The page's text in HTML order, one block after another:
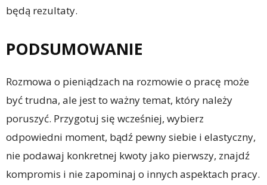
będą rezultaty.
PODSUMOWANIE
Rozmowa o pieniądzach na rozmowie o pracę może
być trudna, ale jest to ważny temat, który należy
poruszyć. Przygotuj się wcześniej, wybierz
odpowiedni moment, bądź pewny siebie i elastyczny,
nie podawaj konkretnej kwoty jako pierwszy, znajdź
kompromis i nie zapominaj o innych aspektach pracy.